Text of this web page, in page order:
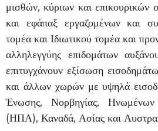
μισθών, κύριων και επικουρικών
και εφάπαξ εργαζομένων και
τομέα και Ιδιωτικού τομέα και
αλληλεγγύης επιδομάτων
επιτυγχάνουν εξίσωση
και άλλων χωρών με υψηλά
Ένωσης, Νορβηγίας, Ηνωμένων
(ΗΠΑ), Καναδά, Ασίας και